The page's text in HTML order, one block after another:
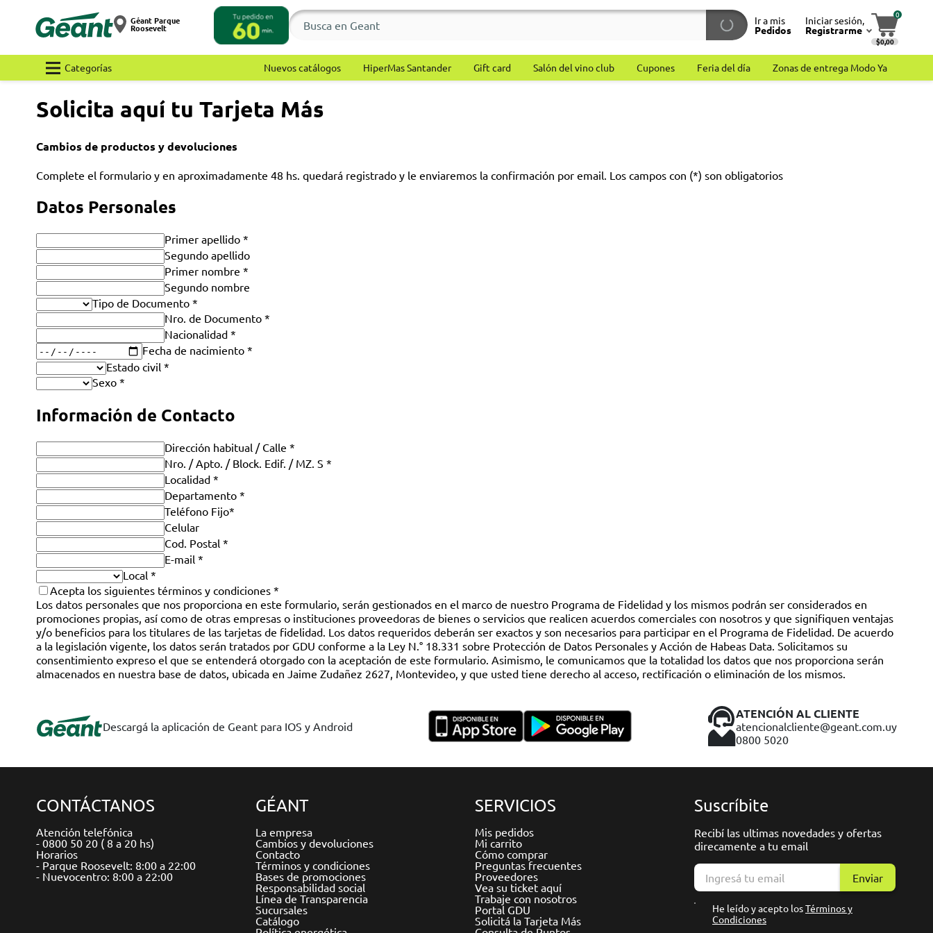
Géant Parque
Roosevelt
Ir a mis
Pedidos
Iniciar sesión,
Registrarme
0
$0,00
Categorías Nuevos catálogos HiperMas Santander Gift card Salón del vino club Cupones Feria del día Zonas de entrega Modo Ya
Descargá la aplicación de Geant para IOS y Android
ATENCIÓN AL CLIENTE
atencionalcliente@geant.com.uy
0800 5020
CONTÁCTANOS
Atención telefónica
- 0800 50 20 ( 8 a 20 hs)
Horarios
- Parque Roosevelt: 8:00 a 22:00
- Nuevocentro: 8:00 a 22:00
GÉANT
La empresa
Cambios y devoluciones
Contacto
Términos y condiciones
Bases de promociones
Responsabilidad social
Línea de Transparencia
Sucursales
Catálogo
SERVICIOS
Mis pedidos
Mi carrito
Cómo comprar
Preguntas frecuentes
Proveedores
Vea su ticket aquí
Trabaje con nosotros
Portal GDU
Solicitá la Tarjeta Más
Suscríbite
Recibí las ultimas novedades y ofertas
direcamente a tu email
Enviar
He leído y acepto losTérminos y
Condiciones